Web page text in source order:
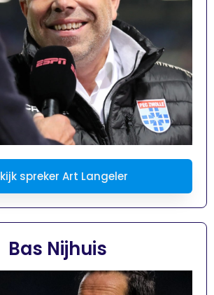
spreker Art Langeler
Bas Nijhuis